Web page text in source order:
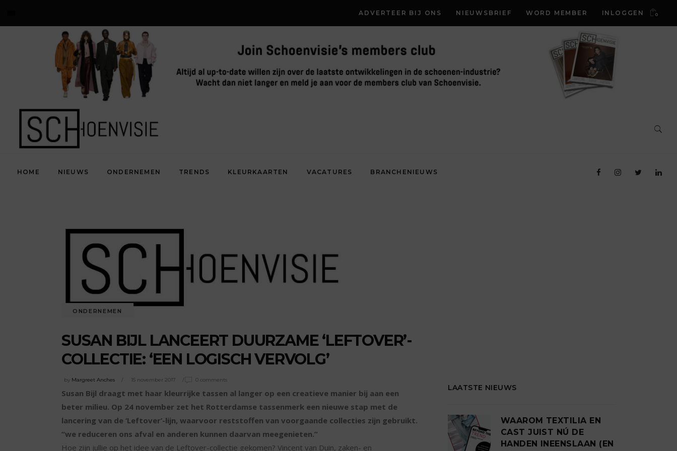
ADVERTEER BIJ ONS NIEUWSBRIEF WORD MEMBER INLOGGEN 0
HOME NIEUWS ONDERNEMEN TRENDS KLEURKAARTEN VACATURES BRANCHENIEUWS
ONDERNEMEN
SUSAN BIJL LANCEERT DUURZAME ‘LEFTOVER’-
COLLECTIE: ‘EEN LOGISCH VERVOLG’
by Margreet Anches 15 november 2017 0 comments
Susan Bijl draagt met haar kleurrijke tassen al langer op een creatieve manier bij aan een
beter milieu. Op 24 november zet het Rotterdamse tassenmerk een nieuwe stap met de
lancering van de ‘Leftover’-lijn, waarvoor reststoffen van voorgaande collecties zijn gebruikt.
“we reduceren ons afval en anderen kunnen daarvan meegenieten.”
Hoe zijn jullie op het idee van de Leftover-collectie gekomen? Vincent van Duin, zaken- en
LAATSTE NIEUWS
WAAROM TEXTILIA EN
CAST JUIST NÚ DE
HANDEN INEENSLAAN (EN